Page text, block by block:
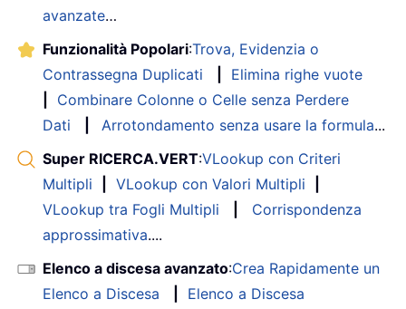
avanzate…
Funzionalità Popolari:Trova, Evidenzia o
Contrassegna Duplicati
Elimina righe vuote
Combinare Colonne o Celle senza Perdere
Dati
Arrotondamento senza usare la formula...
Super RICERCA.VERT:VLookup con Criteri
Multipli
VLookup con Valori Multipli
VLookup tra Fogli Multipli
Corrispondenza
approssimativa....
Elenco a discesa avanzato:Crea Rapidamente un
Elenco a Discesa
Elenco a Discesa